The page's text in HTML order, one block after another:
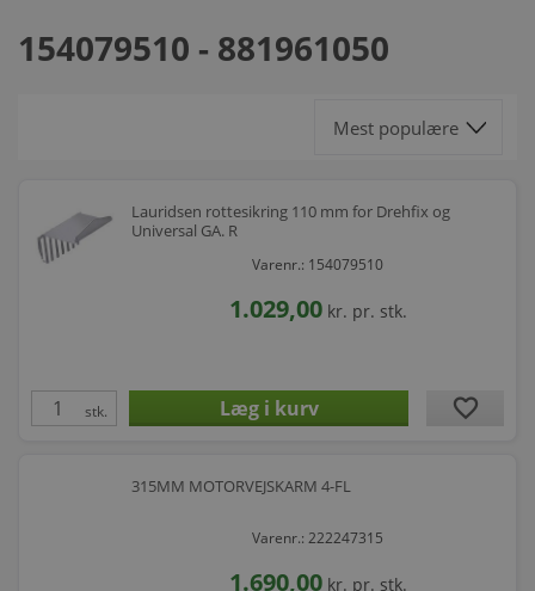
154079510 - 881961050
Lauridsen rottesikring 110 mm for Drehfix og
Universal GA. R
Varenr.: 154079510
1.029,00 kr. pr. stk.
stk. favorite
315MM MOTORVEJSKARM 4-FL
Varenr.: 222247315
1.690,00 kr. pr. stk.